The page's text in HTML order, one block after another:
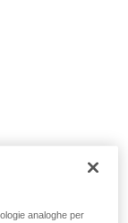
analoghe per